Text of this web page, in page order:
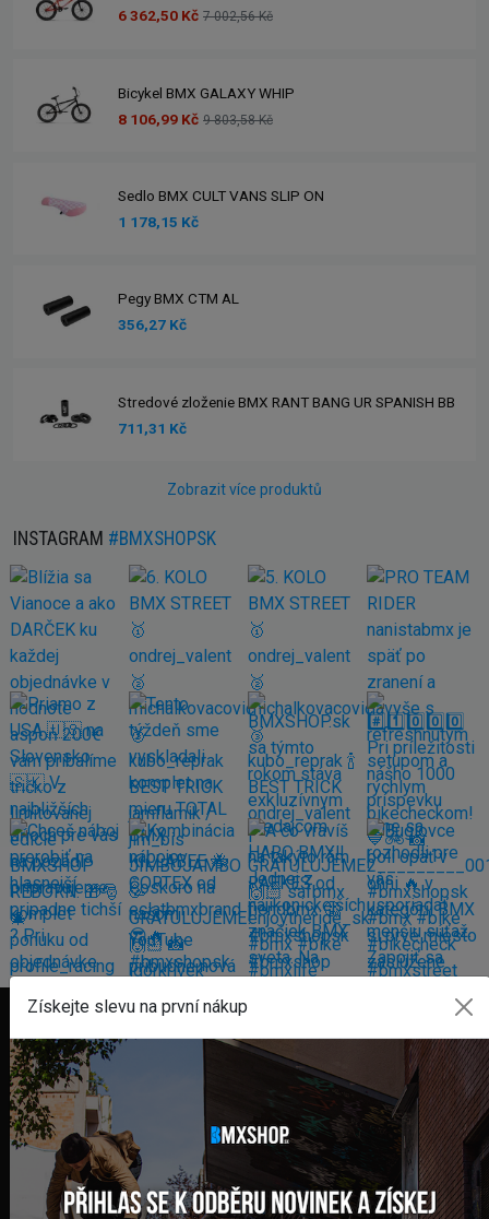
6 362,50 Kč 7 002,56 Kč
Bicykel BMX GALAXY WHIP
8 106,99 Kč 9 803,58 Kč
Sedlo BMX CULT VANS SLIP ON
1 178,15 Kč
Pegy BMX CTM AL
356,27 Kč
Stredové zloženie BMX RANT BANG UR SPANISH BB
711,31 Kč
Zobrazit více produktů
INSTAGRAM #BMXSHOPSK
GLOBAL DIAMONDS s. r. o.
Námestie sv. Martina 708/30
082 71 Lipany
Slovensko
Získejte slevu na první nákup